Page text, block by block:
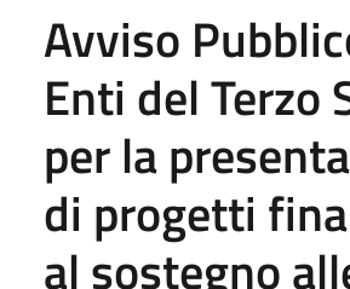
Avviso
Enti del Terzo
per la
di progetti
al sostegno